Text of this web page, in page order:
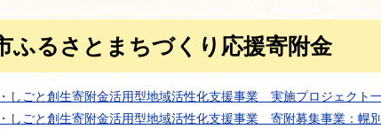
ふるさとまちづくり応援寄附金
しごと創生寄附金活用型地域活性化支援事業 実施プロジェクト
しごと創生寄附金活用型地域活性化支援事業 寄附募集事業：幌